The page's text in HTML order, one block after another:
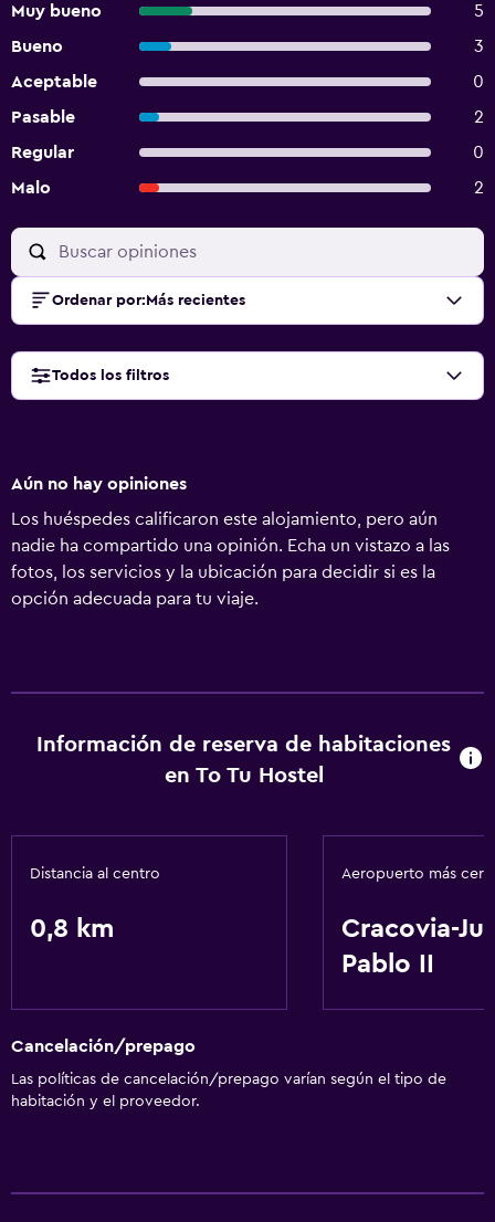
Muy bueno
5
Bueno
3
Aceptable
0
Pasable
2
Regular
0
Malo
2
Ordenar por: Más recientes
Todos los filtros
Aún no hay opiniones
Los huéspedes calificaron este alojamiento, pero aún
nadie ha compartido una opinión. Echa un vistazo a las
fotos, los servicios y la ubicación para decidir si es la
opción adecuada para tu viaje.
Información de reserva de habitaciones
en To Tu Hostel
Distancia al centro
0,8 km
Aeropuerto más
Cracovia-
Pablo II
Cancelación/prepago
Las políticas de cancelación/prepago varían según el tipo de
habitación y el proveedor.